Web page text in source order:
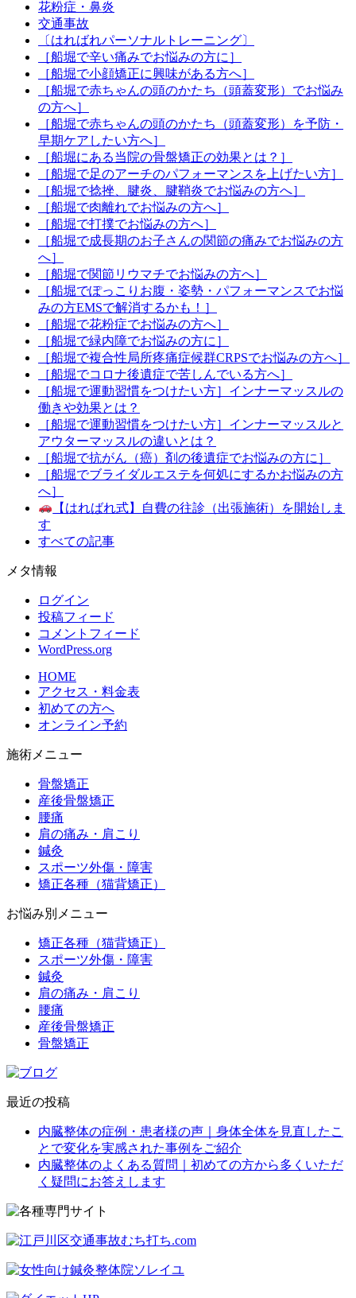
花粉症・鼻炎
交通事故
〔はればれパーソナルトレーニング〕
［船堀で辛い痛みでお悩みの方に］
［船堀で小顔矯正に興味がある方へ］
［船堀で赤ちゃんの頭のかたち（頭蓋変形）でお悩み
の方へ］
［船堀で赤ちゃんの頭のかたち（頭蓋変形）を予防・
早期ケアしたい方へ］
［船堀にある当院の骨盤矯正の効果とは？］
［船堀で足のアーチのパフォーマンスを上げたい方］
［船堀で捻挫、腱炎、腱鞘炎でお悩みの方へ］
［船堀で肉離れでお悩みの方へ］
［船堀で打撲でお悩みの方へ］
［船堀で成長期のお子さんの関節の痛みでお悩みの方
へ］
［船堀で関節リウマチでお悩みの方へ］
［船堀でぽっこりお腹・姿勢・パフォーマンスでお悩
みの方EMSで解消するかも！］
［船堀で花粉症でお悩みの方へ］
［船堀で緑内障でお悩みの方に］
［船堀で複合性局所疼痛症候群CRPSでお悩みの方へ］
［船堀でコロナ後遺症で苦しんでいる方へ］
［船堀で運動習慣をつけたい方］インナーマッスルの
働きや効果とは？
［船堀で運動習慣をつけたい方］インナーマッスルと
アウターマッスルの違いとは？
［船堀で抗がん（癌）剤の後遺症でお悩みの方に］
［船堀でブライダルエステを何処にするかお悩みの方
へ］
【はればれ式】自費の往診（出張施術）を開始しま
す
すべての記事
メタ情報
ログイン
投稿フィード
コメントフィード
WordPress.org
HOME
アクセス・料金表
初めての方へ
オンライン予約
施術メニュー
骨盤矯正
産後骨盤矯正
腰痛
肩の痛み・肩こり
鍼灸
スポーツ外傷・障害
矯正各種（猫背矯正）
お悩み別メニュー
矯正各種（猫背矯正）
スポーツ外傷・障害
鍼灸
肩の痛み・肩こり
腰痛
産後骨盤矯正
骨盤矯正
最近の投稿
内臓整体の症例・患者様の声｜身体全体を見直したこ
とで変化を実感された事例をご紹介
内臓整体のよくある質問｜初めての方から多くいただ
く疑問にお答えします